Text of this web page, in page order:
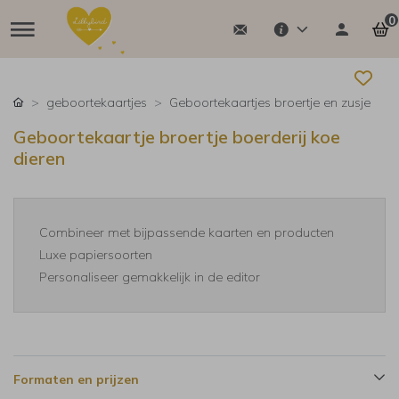
0
geboortekaartjes Geboortekaartjes broertje en zusje
Geboortekaartje broertje boerderij koe
dieren
Combineer met bijpassende kaarten en producten
Luxe papiersoorten
Personaliseer gemakkelijk in de editor
Formaten en prijzen